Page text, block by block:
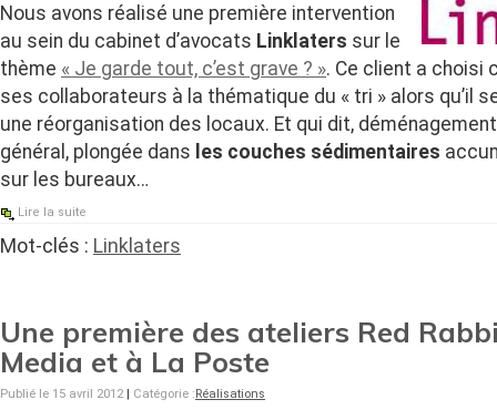
Nous avons réalisé une première intervention
au sein du cabinet d’avocats Linklaters sur le
thème « Je garde tout, c’est grave ? ». Ce client a choisi
ses collaborateurs à la thématique du « tri » alors qu’il
une réorganisation des locaux. Et qui dit,
général, plongée dans les couches sédimentaires
sur les bureaux…
Lire la suite
Mot-clés : Linklaters
Une première des ateliers Red
Media et à La Poste
Publié le 15 avril 2012| Catégorie :Réalisations